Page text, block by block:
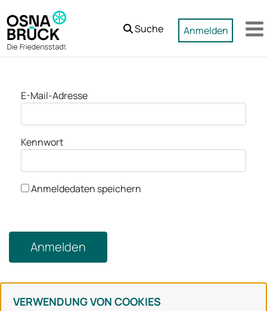
Zum Hauptinhalt springen
VERWENDUNG VON COOKIES
Suche Anmelden
Anmeldung
E-Mail-Adresse
Kennwort
Anmeldedaten speichern
Anmelden